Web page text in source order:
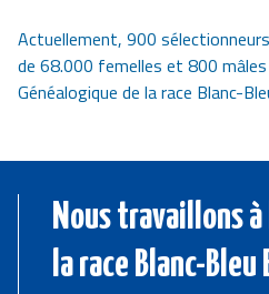
Actuellement, 900
de 68.000 femelles et 800
Généalogique de la race Blanc-
Nous travaillons
la race Blanc-Bleu